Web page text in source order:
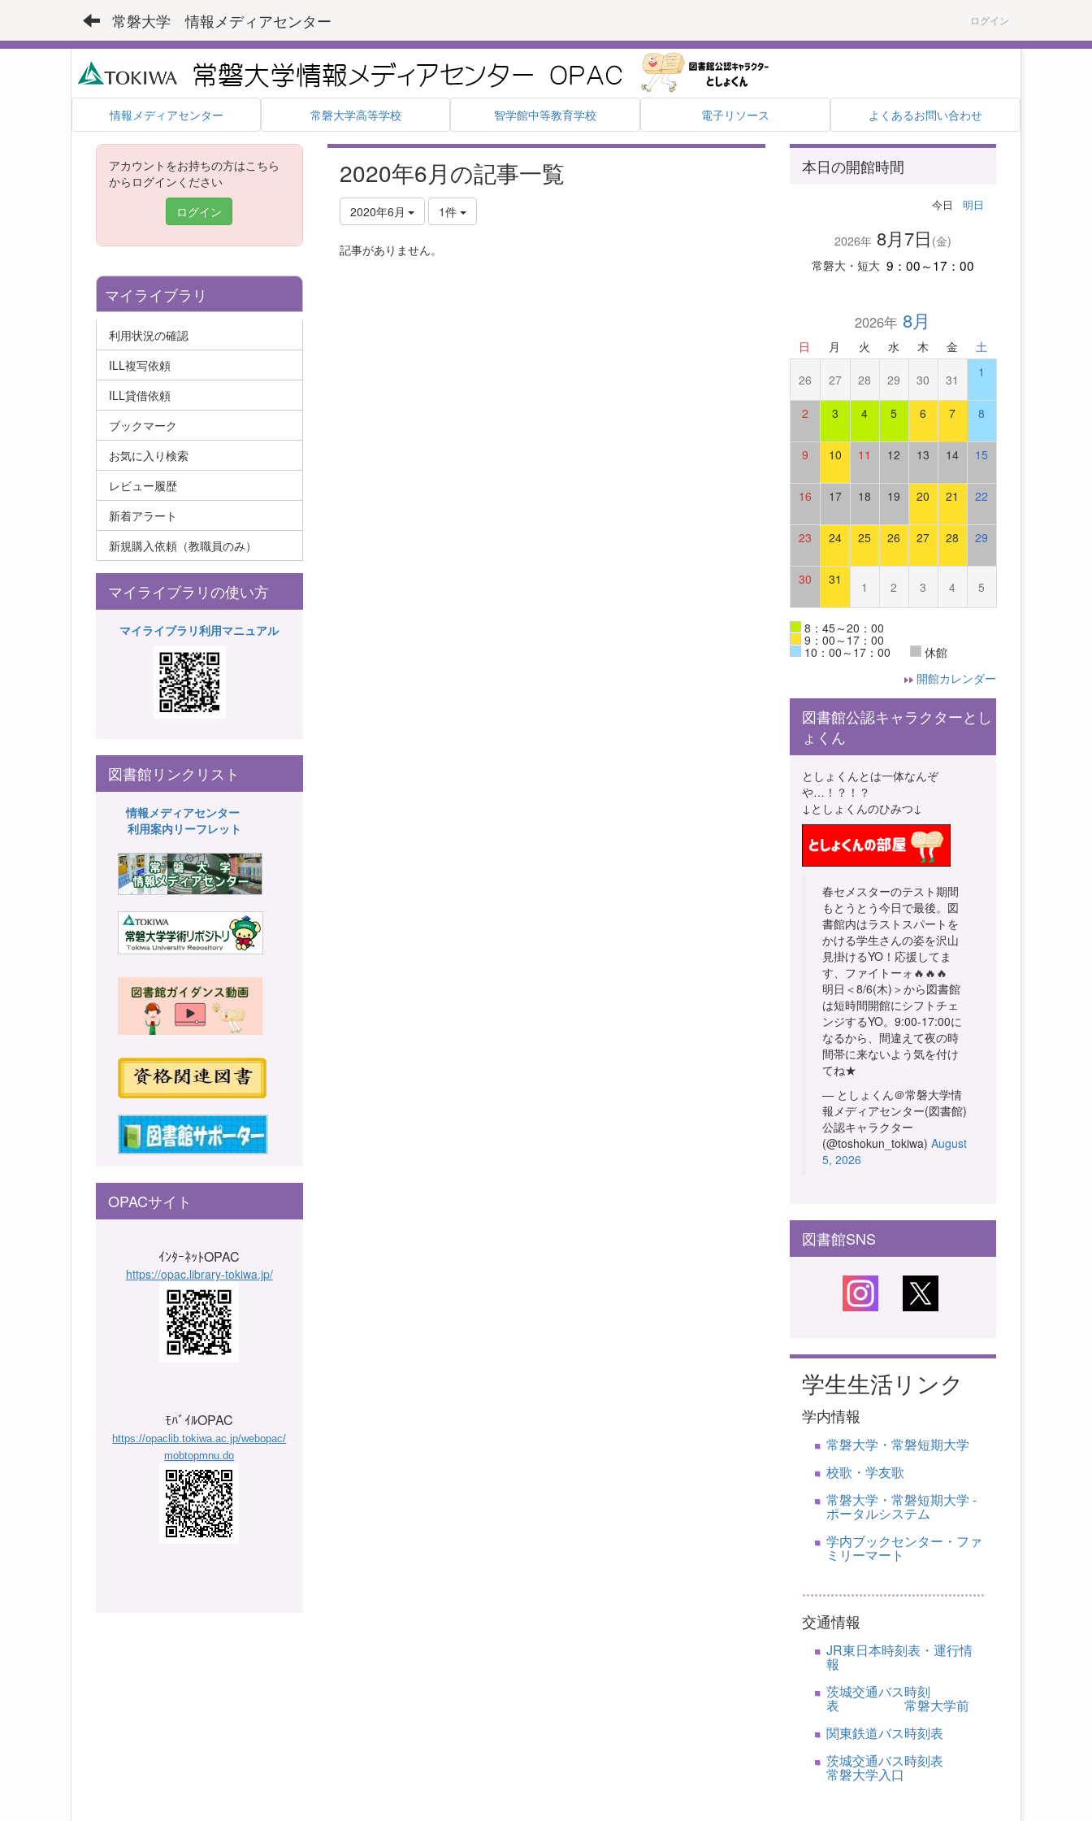
常磐大学 情報メディアセンター ログイン
情報メディアセンター 常磐大学高等学校 智学館中等教育学校 電子リソース よくあるお問い合わせ
2020年6月の記事一覧
2020年6月 1件
記事がありません。
アカウントをお持ちの方はこちら
からログインください
ログイン
マイライブラリ
利用状況の確認
ILL複写依頼
ILL貸借依頼
ブックマーク
お気に入り検索
レビュー履歴
新着アラート
新規購入依頼（教職員のみ）
マイライブラリの使い方
マイライブラリ利用マニュアル
図書館リンクリスト
情報メディアセンター
利用案内リーフレット
OPACサイト
ｲﾝﾀｰﾈｯﾄOPAC
https://opac.library-tokiwa.jp/
ﾓﾊﾞｲﾙOPAC
https://opaclib.tokiwa.ac.jp/webopac/
mobtopmnu.do
本日の開館時間
今日 明日
2026年 8月7日 (金)
常磐大・短大 9：00～17：00
2026年 8月
日 月 火 水 木 金 土
26 27 28 29 30 31 1
2 3 4 5 6 7 8
9 10 11 12 13 14 15
16 17 18 19 20 21 22
23 24 25 26 27 28 29
30 31 1 2 3 4 5
8：45～20：00
9：00～17：00
10：00～17：00
休館
開館カレンダー
図書館公認キャラクターとし
ょくん
としょくんとは一体なんぞ
や…！？！？
↓としょくんのひみつ↓
春セメスターのテスト期間
もとうとう今日で最後。図
書館内はラストスパートを
かける学生さんの姿を沢山
見掛けるYO！応援してま
す、ファイトーォ🔥🔥🔥
明日＜8/6(木)＞から図書館
は短時間開館にシフトチェ
ンジするYO。9:00-17:00に
なるから、間違えて夜の時
間帯に来ないよう気を付け
てね★
— としょくん＠常磐大学情
報メディアセンター(図書館)
公認キャラクター
(@toshokun_tokiwa) August
5, 2026
図書館SNS
学生生活リンク
学内情報
常磐大学・常磐短期大学
校歌・学友歌
常磐大学・常磐短期大学 -
ポータルシステム
学内ブックセンター・ファ
ミリーマート
交通情報
JR東日本時刻表・運行情
報
茨城交通バス時刻
表 常磐大学前
関東鉄道バス時刻表
茨城交通バス時刻表
常磐大学入口